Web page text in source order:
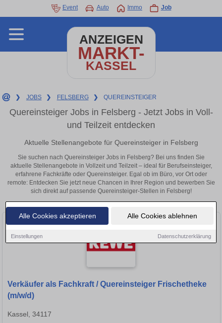
Alle Cookies akzeptieren Alle Cookies ablehnen
Einstellungen Datenschutzerklärung
Event Auto Immo Job
ANZEIGEN
MARKT-
KASSEL
❯ JOBS ❯ FELSBERG ❯ QUEREINSTEIGER
Quereinsteiger Jobs in Felsberg - Jetzt Jobs in Voll-
und Teilzeit entdecken
Aktuelle Stellenangebote für Quereinsteiger in Felsberg
Sie suchen nach Quereinsteiger Jobs in Felsberg? Bei uns finden Sie
aktuelle Stellenangebote in Vollzeit und Teilzeit – ideal für Berufseinsteiger,
erfahrene Fachkräfte oder Quereinsteiger. Egal ob im Büro, vor Ort oder
remote: Entdecken Sie jetzt neue Chancen in Ihrer Region und bewerben Sie
sich direkt auf passende Quereinsteiger-Stellen in Felsberg!
Verkäufer als Fachkraft / Quereinsteiger Frischetheke
(m/w/d)
Kassel, 34117